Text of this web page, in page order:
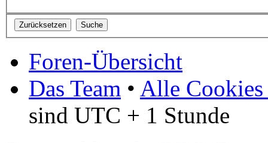
Foren-Übersicht
Das Team • Alle Cookies
sind UTC + 1 Stunde